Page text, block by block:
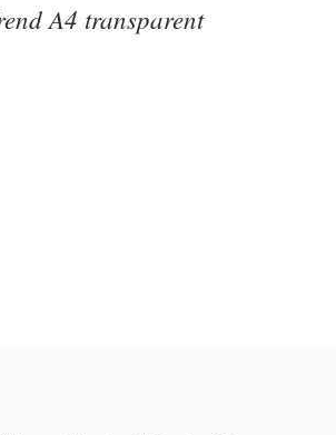
A4 transparent